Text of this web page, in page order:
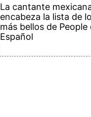
La cantante
encabeza la lista de
más bellos de People
Español